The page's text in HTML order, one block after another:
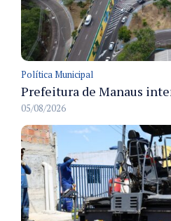
Política Municipal
05/08/2026